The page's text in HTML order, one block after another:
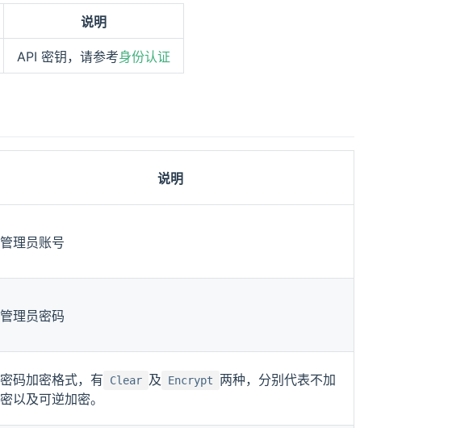
说明
API 密钥，请参考身份认证
说明
管理员账号
管理员密码
密码加密格式，有 Clear 及 Encrypt
两种，分别代表不加
密以及可逆加密。